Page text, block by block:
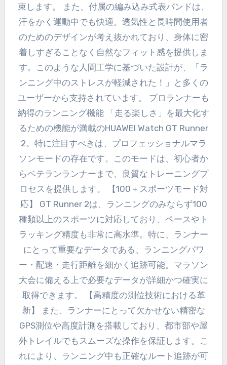
束します。 また、付属の編み込み式表バンドは、
汗をかく運動中でも快適。透気性と長時間使用者
のためのデザインが考え抜かれており、身体に密
着しすぎることなく自然なフィット感を提供しま
す。このような人間工学に基づいた設計が、「ラ
ンニング中のストレスが軽減された！」と多くの
ユーザーから支持されています。 プロランナーも
納得のランニング機能 「走る楽しさ」を最大化す
るための機能が満載のHUAWEI Watch GT Runner
2。特に注目すべきは、プロフェッショナルマラ
ソンモードの存在です。このモードは、初心者か
らベテランランナーまで、良質なトレーニングプ
ロセスを提供します。 【100＋スポーツモード対
応】 GT Runner 2は、ランニングのみならず100
種類以上のスポーツに対応しており、ペースやト
ラッキング精度も非常に高水準。特に、ランナー
にとって重要なデータである、ランニングパワ
ー・配速・走行距離を細かく追跡可能。マラソン
大会に備える上で必要なデータが詳細かつ確実に
取得できます。 【高精度の測位技術における革
新】 また、ランナーにとって欠かせない精密な
GPS測位や高度計測を搭載しており、都市部や屋
外トレイルでもスムーズな操作を保証します。こ
れにより、ランニング中も正確なルート追跡が可